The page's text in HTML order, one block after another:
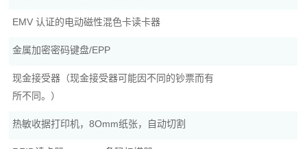
EMV 认证的电动磁性混色卡读卡器
金属加密密码键盘/EPP
现金接受器（现金接受器可能因不同的钞票而有
所不同。）
热敏收据打印机，8Omm纸张，自动切割